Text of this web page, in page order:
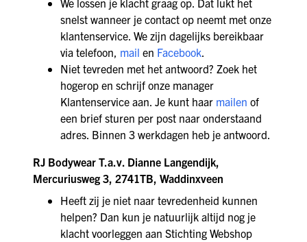
We lossen je klacht graag op. Dat lukt het
snelst wanneer je contact op neemt met onze
klantenservice. We zijn dagelijks bereikbaar
via telefoon, mail en Facebook.
Niet tevreden met het antwoord? Zoek het
hogerop en schrijf onze manager
Klantenservice aan. Je kunt haar mailen of
een brief sturen per post naar onderstaand
adres. Binnen 3 werkdagen heb je antwoord.
RJ Bodywear T.a.v. Dianne Langendijk,
Mercuriusweg 3, 2741TB, Waddinxveen
Heeft zij je niet naar tevredenheid kunnen
helpen? Dan kun je natuurlijk altijd nog je
klacht voorleggen aan Stichting Webshop